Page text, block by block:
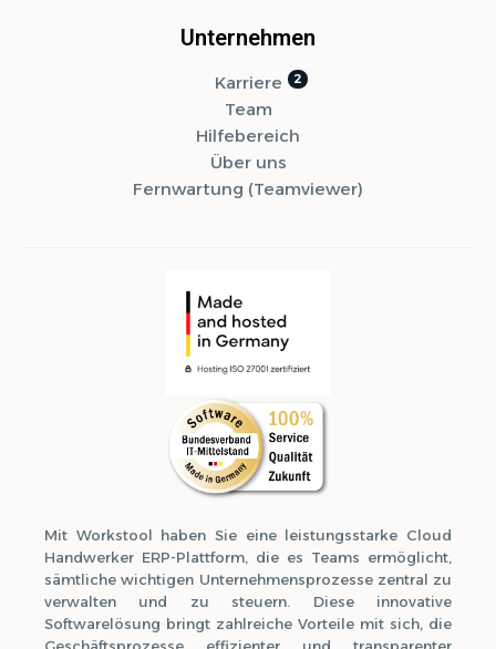
Unternehmen
Karriere
Team
Hilfebereich
Über uns
Fernwartung (Teamviewer)
Mit Workstool haben Sie eine leistungsstarke Cloud
Handwerker ERP-Plattform, die es Teams ermöglicht,
sämtliche wichtigen Unternehmensprozesse zentral zu
verwalten und zu steuern. Diese innovative
Softwarelösung bringt zahlreiche Vorteile mit sich, die
Geschäftsprozesse effizienter und transparenter
Syvera Accessify
Barrierefreiheits-Tools